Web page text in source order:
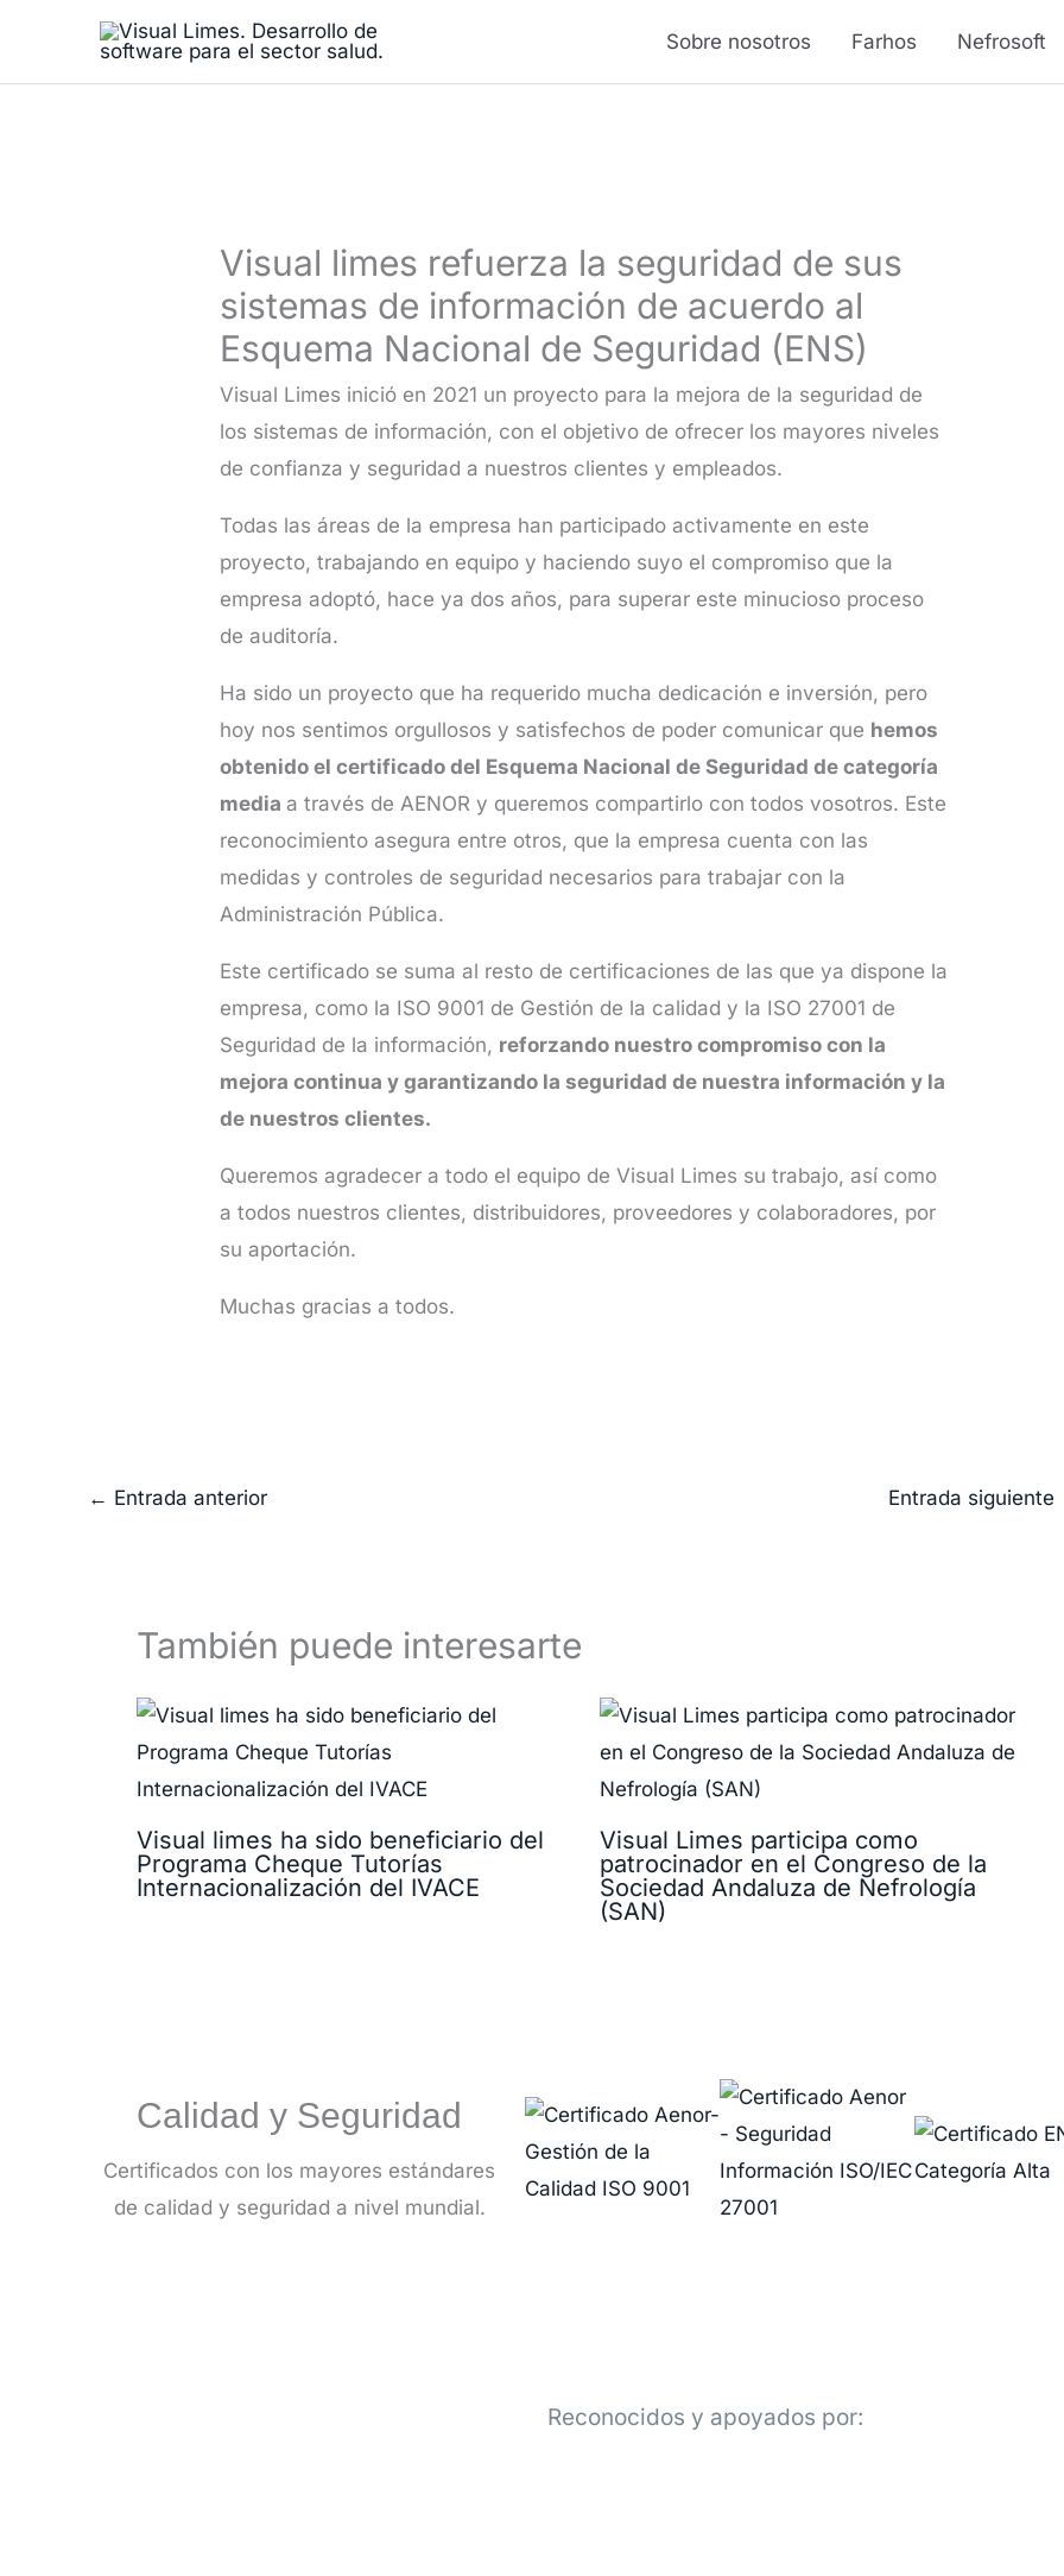
contenido
Sobre nosotros Farhos Nefrosoft
Visual limes refuerza la seguridad de sus
sistemas de información de acuerdo al
Esquema Nacional de Seguridad (ENS)
Visual Limes inició en 2021 un proyecto para la mejora de la seguridad de
los sistemas de información, con el objetivo de ofrecer los mayores niveles
de confianza y seguridad a nuestros clientes y empleados.
Todas las áreas de la empresa han participado activamente en este
proyecto, trabajando en equipo y haciendo suyo el compromiso que la
empresa adoptó, hace ya dos años, para superar este minucioso proceso
de auditoría.
Ha sido un proyecto que ha requerido mucha dedicación e inversión, pero
hoy nos sentimos orgullosos y satisfechos de poder comunicar que hemos
obtenido el certificado del Esquema Nacional de Seguridad de categoría
mediaa través de AENOR y queremos compartirlo con todos vosotros. Este
reconocimiento asegura entre otros, que la empresa cuenta con las
medidas y controles de seguridad necesarios para trabajar con la
Administración Pública.
Este certificado se suma al resto de certificaciones de las que ya dispone la
empresa, como la ISO 9001 de Gestión de la calidad y la ISO 27001 de
Seguridad de la información, reforzando nuestro compromiso con la
mejora continua y garantizando la seguridad de nuestra información y la
de nuestros clientes.
Queremos agradecer a todo el equipo de Visual Limes su trabajo, así como
a todos nuestros clientes, distribuidores, proveedores y colaboradores, por
su aportación.
Muchas gracias a todos.
← Entrada anterior Entrada siguiente
También puede interesarte
Visual limes ha sido beneficiario del
Programa Cheque Tutorías
Internacionalización del IVACE
Visual Limes participa como
patrocinador en el Congreso de la
Sociedad Andaluza de Nefrología
(SAN)
Calidad y Seguridad
Certificados con los mayores estándares
de calidad y seguridad a nivel mundial.
Reconocidos y apoyados por: